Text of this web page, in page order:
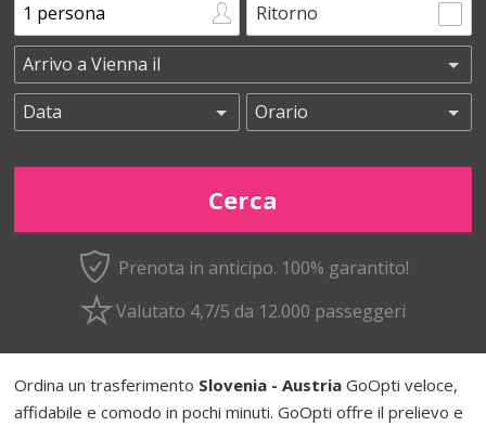
Ritorno
Prenota in anticipo. 100% garantito!
Valutato 4,7/5 da 12.000 passeggeri
Ordina un trasferimento Slovenia - Austria GoOpti veloce,
affidabile e comodo in pochi minuti. GoOpti offre il prelievo e